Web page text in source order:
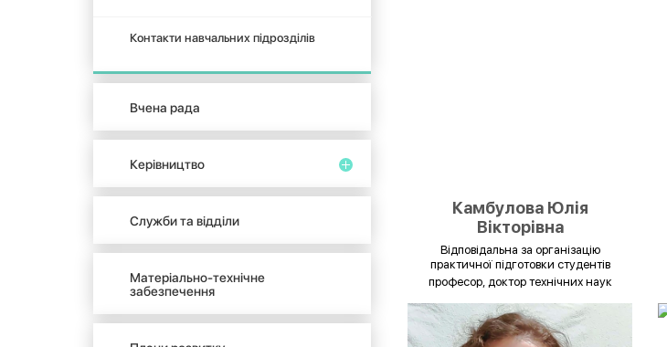
Контакти навчальних підрозділів
Вчена рада
Керівництво
Служби та відділи
Матеріально-технічне
забезпечення
Камбулова Юлія
Вікторівна
Відповідальна за організацію
практичної підготовки студентів
професор, доктор технічних наук